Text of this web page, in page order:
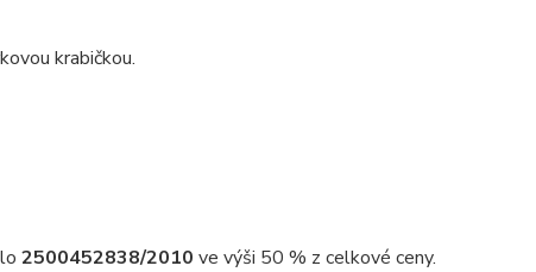
krabičkou.
2500452838/2010 ve výši 50 % z celkové ceny.